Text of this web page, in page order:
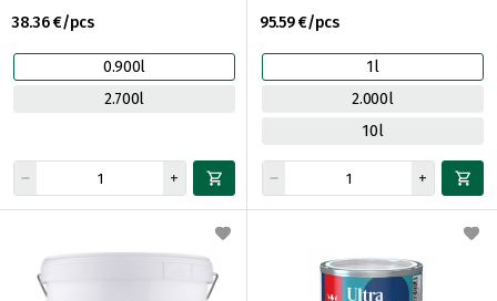
38.36 €/pcs
0.900l
2.700l
95.59 €/pcs
1l
2.000l
10l